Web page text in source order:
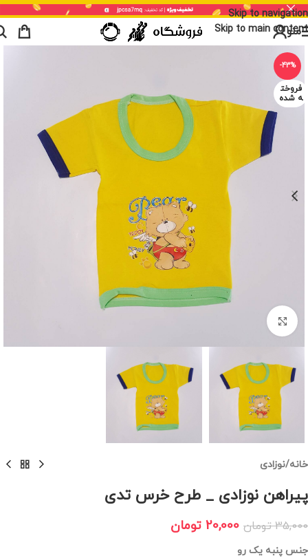
Skip to navigation
Skip to main content
منو
-43%
فروخت
ه شده
برای بزرگنمایی کلیک کنید
خانه/نوزادی
پیراهن نوزادی _ طرح خرس تدی
35,000 تومان 20,000 تومان
جنس پنبه یک رو